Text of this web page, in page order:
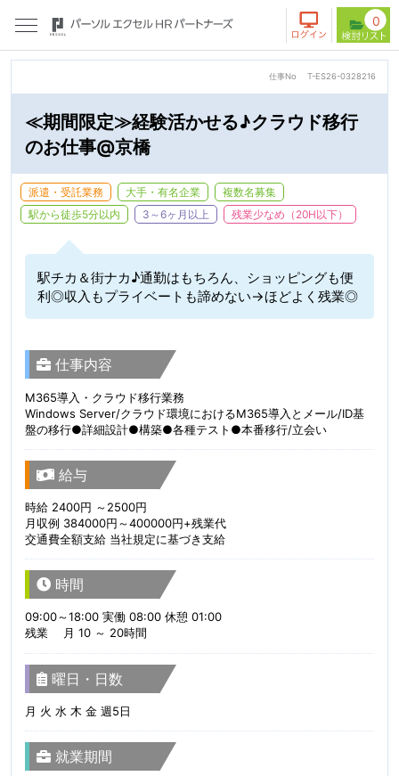
0
仕事No T-ES26-0328216
≪期間限定≫経験活かせる♪クラウド移行
のお仕事@京橋
派遣・受託業務 大手・有名企業
複数名募集
駅から徒歩5分以内
3～6ヶ月以上 残業少なめ（20H以下）
駅チカ＆街ナカ♪通勤はもちろん、ショッピングも便
利◎収入もプライベートも諦めない→ほどよく残業◎
仕事内容
M365導入・クラウド移行業務
Windows Server/クラウド環境におけるM365導入とメール/ID基
盤の移行●詳細設計●構築●各種テスト●本番移行/立会い
給与
時給 2400円 ～2500円
月収例 384000円～400000円+残業代
交通費全額支給 当社規定に基づき支給
時間
09:00～18:00 実働 08:00 休憩 01:00
残業 月 10 ～ 20時間
曜日・日数
月 火 水 木 金 週5日
就業期間